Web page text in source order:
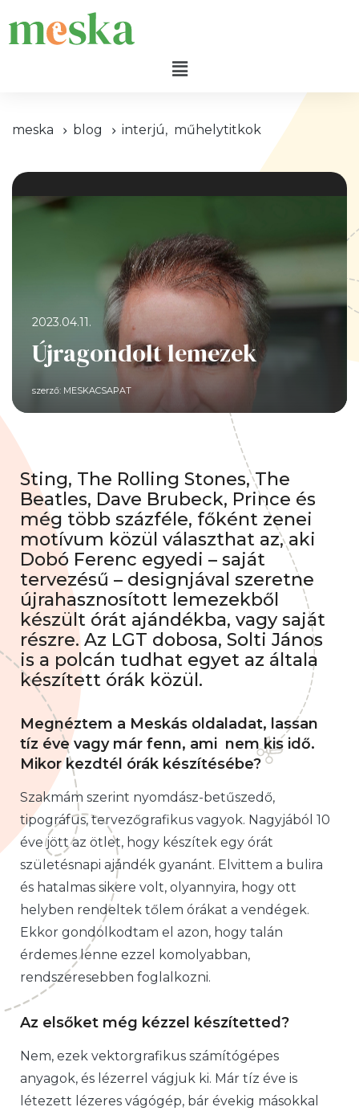
meska blog interjú, műhelytitkok
2023.04.11.
Újragondolt lemezek
szerző: MESKACSAPAT
Sting, The Rolling Stones, The
Beatles, Dave Brubeck, Prince és
még több százféle, főként zenei
motívum közül választhat az, aki
Dobó Ferenc egyedi – saját
tervezésű – designjával szeretne
újrahasznosított lemezekből
készült órát ajándékba, vagy saját
részre. Az LGT dobosa, Solti János
is a polcán tudhat egyet az általa
készített órák közül.
Megnéztem a Meskás oldaladat, lassan
tíz éve vagy már fenn, ami nem kis idő.
Mikor kezdtél órák készítésébe?
Szakmám szerint nyomdász-betűszedő,
tipográfus, tervezőgrafikus vagyok. Nagyjából 10
éve jött az ötlet, hogy készítek egy órát
születésnapi ajándék gyanánt. Elvittem a bulira
és hatalmas sikere volt, olyannyira, hogy ott
helyben rendeltek tőlem órákat a vendégek.
Ekkor gondolkodtam el azon, hogy talán
érdemes lenne ezzel komolyabban,
rendszeresebben foglalkozni.
Az elsőket még kézzel készítetted?
Nem, ezek vektorgrafikus számítógépes
anyagok, és lézerrel vágjuk ki. Már tíz éve is
létezett lézeres vágógép, bár évekig másokkal